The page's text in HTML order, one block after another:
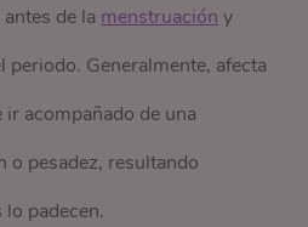
de la menstruación y
Generalmente, afecta
acompañado de una
o pesadez, resultando
padecen.